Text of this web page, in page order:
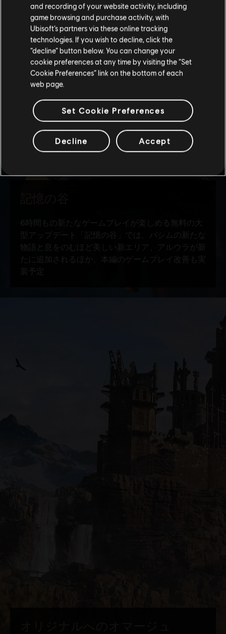
購入はお住いの国のストアで可能です。
現在のストアで続ける
お住いの国のストアに変更する
and recording of your website activity, including
game browsing and purchase activity, with
Ubisoft’s partners via these online tracking
technologies. If you wish to decline, click the
“decline” button below. You can change your
cookie preferences at any time by visiting the “Set
Cookie Preferences” link on the bottom of each
web page.
Set Cookie Preferences
Decline Accept